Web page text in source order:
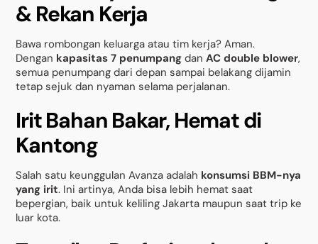
& Rekan Kerja
Bawa rombongan keluarga atau tim kerja? Aman.
Dengan kapasitas 7 penumpang danAC double blower,
semua penumpang dari depan sampai belakang dijamin
tetap sejuk dan nyaman selama perjalanan.
Irit Bahan Bakar, Hemat di
Kantong
Salah satu keunggulan Avanza adalah konsumsi BBM-nya
yang irit. Ini artinya, Anda bisa lebih hemat saat
bepergian, baik untuk keliling Jakarta maupun saat trip ke
luar kota.